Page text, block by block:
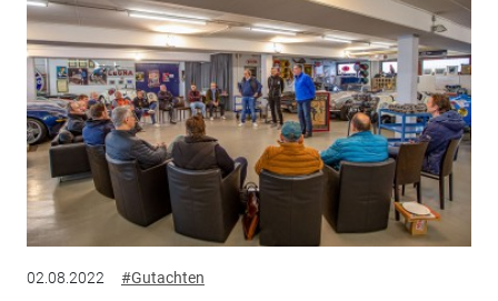
02.08.2022 #Gutachten